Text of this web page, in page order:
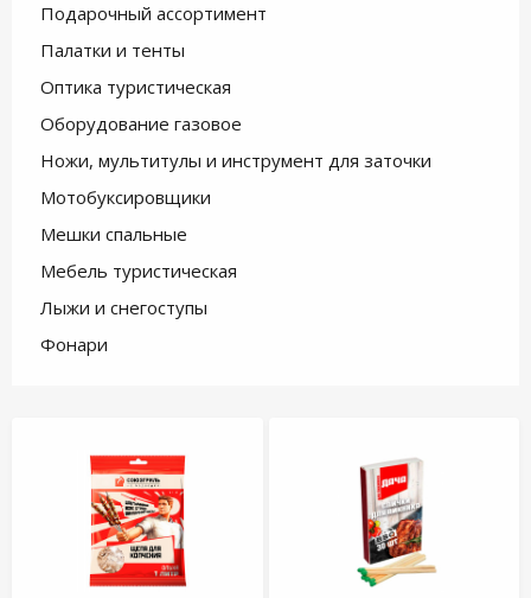
Подарочный ассортимент
Палатки и тенты
Оптика туристическая
Оборудование газовое
Ножи, мультитулы и инструмент для заточки
Мотобуксировщики
Мешки спальные
Мебель туристическая
Лыжи и снегоступы
Фонари